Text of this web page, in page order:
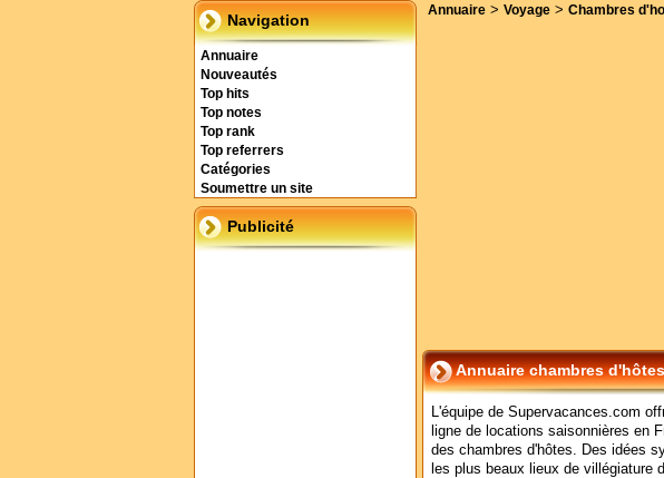
Navigation
Annuaire
Nouveautés
Top hits
Top notes
Top rank
Top referrers
Catégories
Soumettre un site
Publicité
Annuaire > Voyage > Chambres
Annuaire chambres d'hôtes
L'équipe de Supervacances.com
ligne de locations saisonnières en
des chambres d'hôtes. Des idées
les plus beaux lieux de villégiature